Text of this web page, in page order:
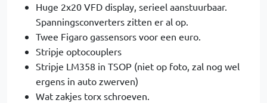
Huge 2x20 VFD display, serieel aanstuurbaar.
Spanningsconverters zitten er al op.
Twee Figaro gassensors voor een euro.
Stripje optocouplers
Stripje LM358 in TSOP (niet op foto, zal nog wel
ergens in auto zwerven)
Wat zakjes torx schroeven.